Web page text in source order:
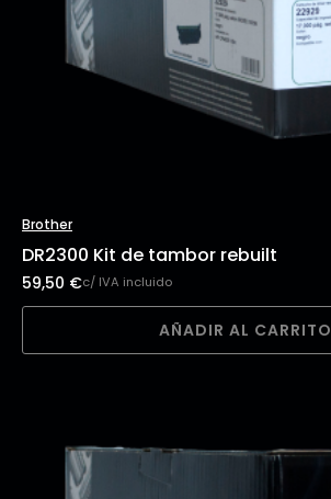
Brother
DR2300 Kit de tambor rebuilt
59,50 €c/ IVA incluido
AÑADIR AL CARRITO